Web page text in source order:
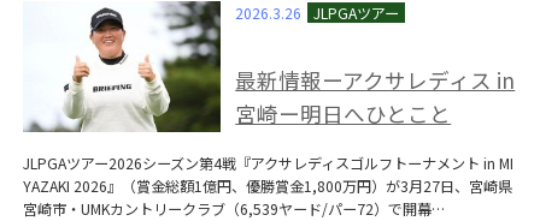
2026.3.26
最新情報ーアクサレディス in
宮崎ー明日へひとこと
JLPGAツアー2026シーズン第4戦『アクサレディスゴルフトーナメント in MI
YAZAKI 2026』（賞金総額1億円、優勝賞金1,800万円）が3月27日、宮崎県
宮崎市・UMKカントリークラブ（6,539ヤード/パー72）で開幕…